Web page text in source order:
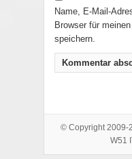
Name, E-Mail-
Browser für
speichern.
© Copyright 2009-
W51